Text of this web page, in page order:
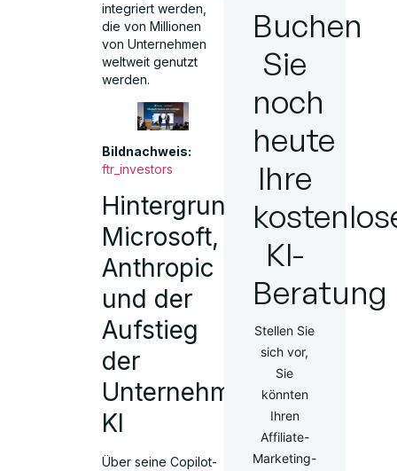
integriert werden,
die von Millionen
von Unternehmen
weltweit genutzt
werden.
Bildnachweis:
ftr_investors
Hintergrund:
Microsoft,
Anthropic
und der
Aufstieg
der
Unternehmens-
KI
Über seine Copilot-
Buchen
Sie
noch
heute
Ihre
KI-
Beratung
Stellen Sie
sich vor,
Sie
könnten
Ihren
Affiliate-
Marketing-